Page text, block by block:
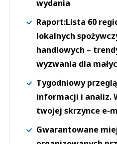
wydania
Raport:Lista 60
lokalnych
handlowych –
wyzwania dla
Tygodniowy
informacji i analiz.
twojej skrzynce e-
Gwarantowane